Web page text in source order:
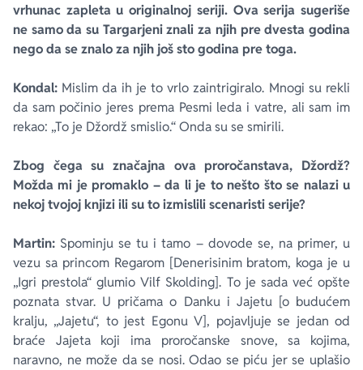
vrhunac zapleta u originalnoj seriji. Ova serija sugeriše
ne samo da su Targarjeni znali za njih pre dvesta godina
nego da se znalo za njih još sto godina pre toga.
Kondal: Mislim da ih je to vrlo zaintrigiralo. Mnogi su rekli
da sam počinio jeres prema Pesmi leda i vatre, ali sam im
rekao: „To je Džordž smislio.“ Onda su se smirili.
Zbog čega su značajna ova proročanstava, Džordž?
Možda mi je promaklo – da li je to nešto što se nalazi u
nekoj tvojoj knjizi ili su to izmislili scenaristi serije?
Martin: Spominju se tu i tamo – dovode se, na primer, u
vezu sa princom Regarom [Denerisinim bratom, koga je u
„Igri prestola“ glumio Vilf Skolding]. To je sada već opšte
poznata stvar. U pričama o Danku i Jajetu [o budućem
kralju, „Jajetu“, to jest Egonu V], pojavljuje se jedan od
braće Jajeta koji ima proročanske snove, sa kojima,
naravno, ne može da se nosi. Odao se piću jer se uplašio